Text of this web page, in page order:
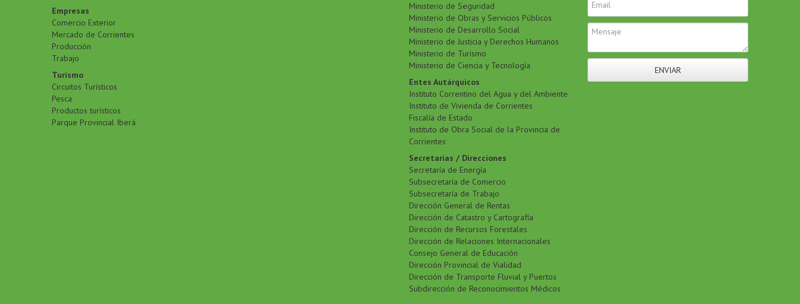
Empresas
Comercio Exterior
Mercado de Corrientes
Producción
Trabajo
Turismo
Circuitos Turísticos
Pesca
Productos turísticos
Parque Provincial Iberá
Ministerio de Seguridad
Ministerio de Obras y Servicios Públicos
Ministerio de Desarrollo Social
Ministerio de Justicia y Derechos Humanos
Ministerio de Turismo
Ministerio de Ciencia y Tecnología
Entes Autárquicos
Instituto Correntino del Agua y del Ambiente
Instituto de Vivienda de Corrientes
Fiscalía de Estado
Instituto de Obra Social de la Provincia de
Corrientes
Secretarías / Direcciones
Secretaría de Energía
Subsecretaría de Comercio
Subsecretaría de Trabajo
Dirección General de Rentas
Dirección de Catastro y Cartografía
Dirección de Recursos Forestales
Dirección de Relaciones Internacionales
Consejo General de Educación
Dirección Provincial de Vialidad
Dirección de Transporte Fluvial y Puertos
Subdirección de Reconocimientos Médicos
ENVIAR